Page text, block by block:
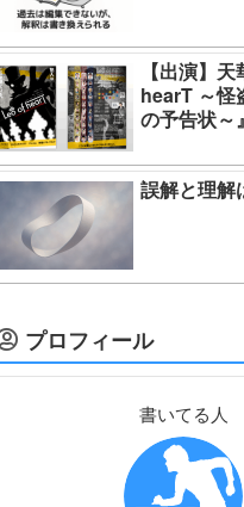
【出演】
hearT ～怪
の予告状～
誤解と理解
プロフィール
書いてる人